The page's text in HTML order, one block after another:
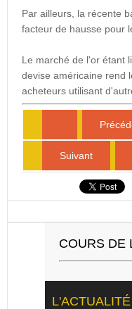
Par ailleurs, la récente
facteur de hausse pour
Le marché de l'or étant
devise américaine rend
acheteurs utilisant
Suivant
COURS DE